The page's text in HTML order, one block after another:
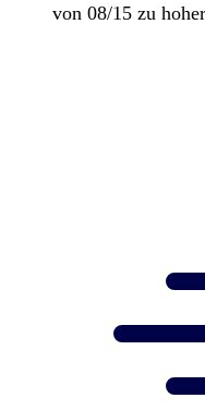
von 08/15 zu